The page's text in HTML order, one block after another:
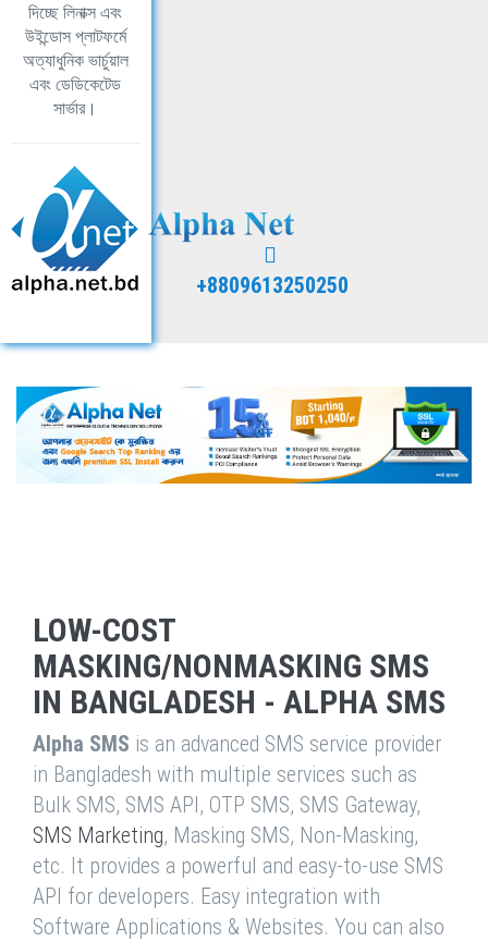
দিচ্ছে লিনাক্স এবং
উইন্ডোস প্লাটফর্মে
অত্যাধুনিক ভার্চুয়াল
এবং ডেডিকেটেড
সার্ভার।
+8809613250250
LOW-COST
MASKING/NONMASKING SMS
IN BANGLADESH - ALPHA SMS
Alpha SMS is an advanced SMS service provider
in Bangladesh with multiple services such as
Bulk SMS, SMS API, OTP SMS, SMS Gateway,
SMS Marketing, Masking SMS, Non-Masking,
etc. It provides a powerful and easy-to-use SMS
API for developers. Easy integration with
Software Applications & Websites. You can also